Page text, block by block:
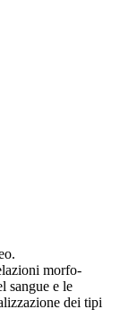
morfo-
sangue e le
dei tipi